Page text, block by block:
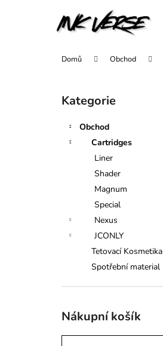
Domů Obchod
Přeskočit
kategorie
Kategorie
Obchod
Cartridges
Liner
Shader
Magnum
Special
Nexus
JCONLY
Tetovací Kosmetika
Spotřební material
Nákupní košík
Zpět
Zpět
1007RLL